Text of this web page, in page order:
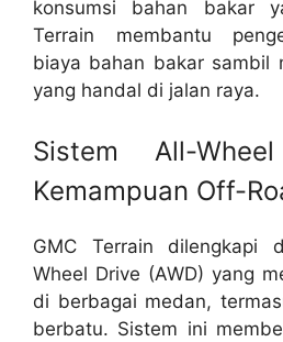
konsumsi bahan bakar
Terrain membantu
biaya bahan bakar sambil
yang handal di jalan raya.
Sistem All-
Kemampuan Off-
GMC Terrain dilengkapi
Wheel Drive (AWD) yang
di berbagai medan,
berbatu. Sistem ini